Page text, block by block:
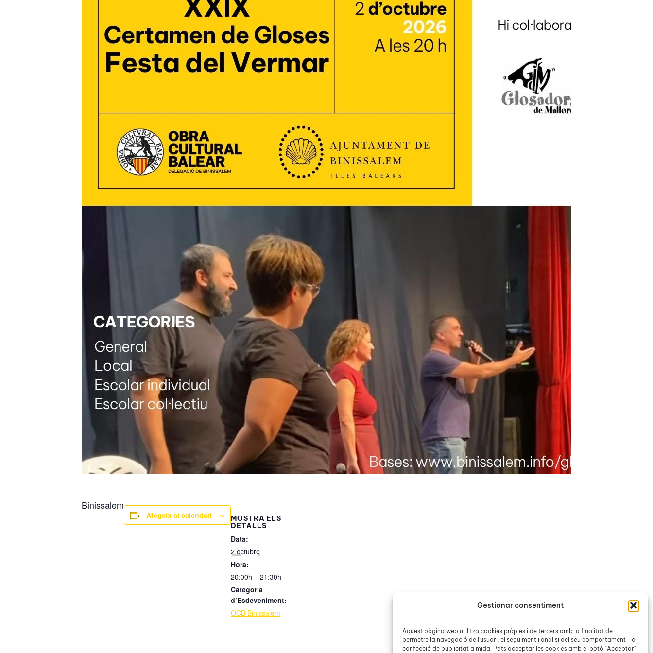
Gestionar consentiment
Aquest pàgina web utilitza cookies pròpies i de tercers amb la finalitat de
permetre la navegació de l'usuari, el seguiment i anàlisi del seu comportament i la
confecció de publicitat a mida. Pots acceptar les cookies amb el botó "Acceptar"
Binissalem
Afegeix al calendari
MOSTRA ELS
DETALLS
Data:
2 octubre
Hora:
20:00h – 21:30h
Categoria
d’Esdeveniment:
OCB Binissalem